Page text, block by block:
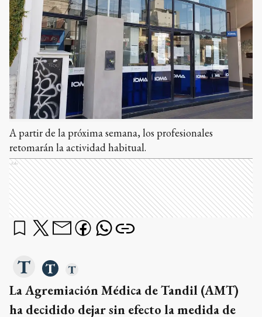
A partir de la próxima semana, los profesionales
retomarán la actividad habitual.
Ads
La Agremiación Médica de Tandil (AMT)
ha decidido dejar sin efecto la medida de